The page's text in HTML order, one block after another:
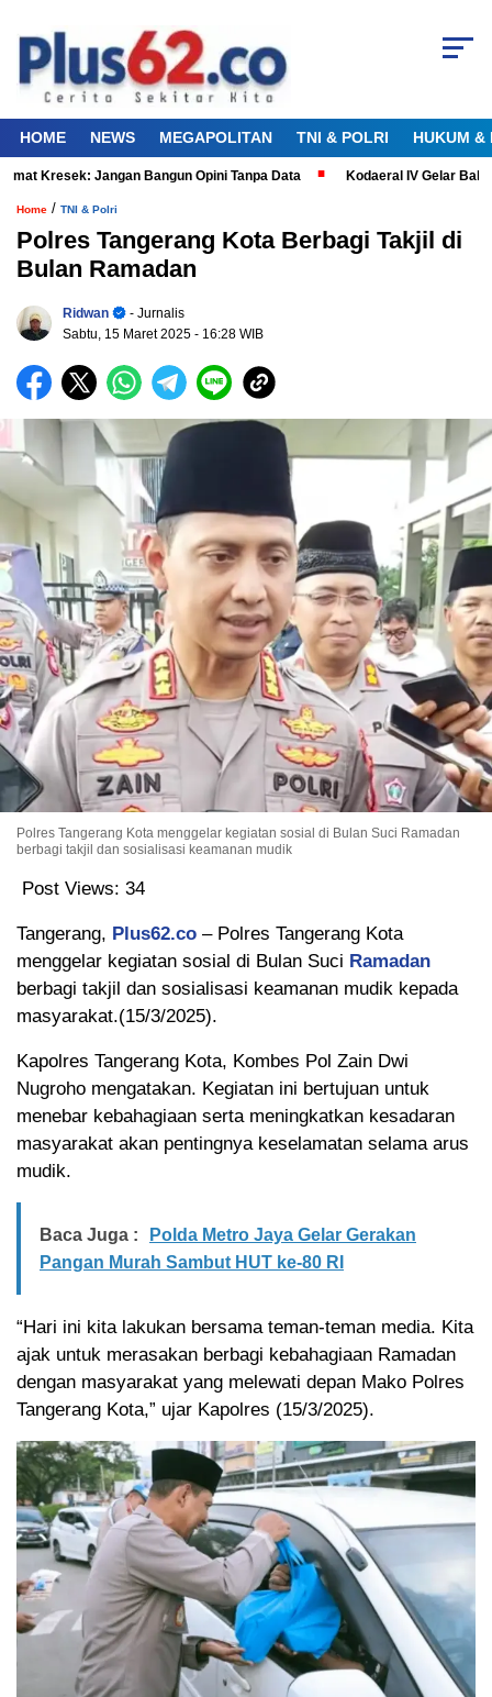
HOME NEWS MEGAPOLITAN TNI & POLRI HUKUM &
Kresek: Jangan Bangun Opini Tanpa Data Kodaeral IV Gelar Bakti
Home / TNI & Polri
Polres Tangerang Kota Berbagi Takjil di
Bulan Ramadan
Ridwan
- Jurnalis
Sabtu, 15 Maret 2025 - 16:28 WIB
Polres Tangerang Kota menggelar kegiatan sosial di Bulan Suci Ramadan
berbagi takjil dan sosialisasi keamanan mudik
Post Views: 34
Tangerang, Plus62.co – Polres Tangerang Kota
menggelar kegiatan sosial di Bulan Suci Ramadan
berbagi takjil dan sosialisasi keamanan mudik kepada
masyarakat.(15/3/2025).
Kapolres Tangerang Kota, Kombes Pol Zain Dwi
Nugroho mengatakan. Kegiatan ini bertujuan untuk
menebar kebahagiaan serta meningkatkan kesadaran
masyarakat akan pentingnya keselamatan selama arus
mudik.
Baca Juga :
Polda Metro Jaya Gelar Gerakan
Pangan Murah Sambut HUT ke-80 RI
“Hari ini kita lakukan bersama teman-teman media. Kita
ajak untuk merasakan berbagi kebahagiaan Ramadan
dengan masyarakat yang melewati depan Mako Polres
Tangerang Kota,” ujar Kapolres (15/3/2025).